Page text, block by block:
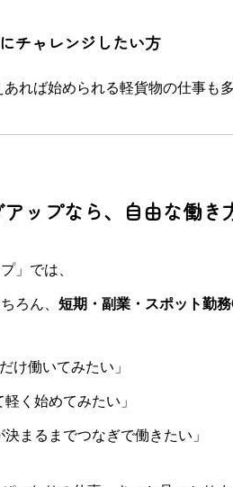
チャレンジしたい方
れば始められる軽貨物の仕事も
ップなら、自由な働き
」では、
ろん、 短期・副業・スポット勤
け働いてみたい」
軽く始めてみたい」
決まるまでつなぎで働きたい」